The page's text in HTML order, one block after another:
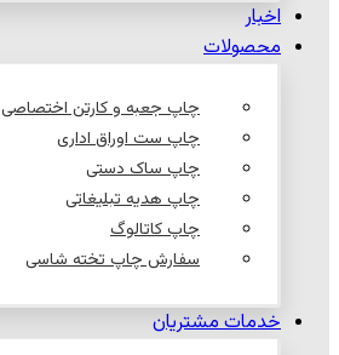
اخبار
محصولات
چاپ جعبه و کارتن اختصاصی
چاپ ست اوراق اداری
چاپ ساک دستی
چاپ هدیه تبلیغاتی
چاپ کاتالوگ
سفارش چاپ تخته شاسی
خدمات مشتریان